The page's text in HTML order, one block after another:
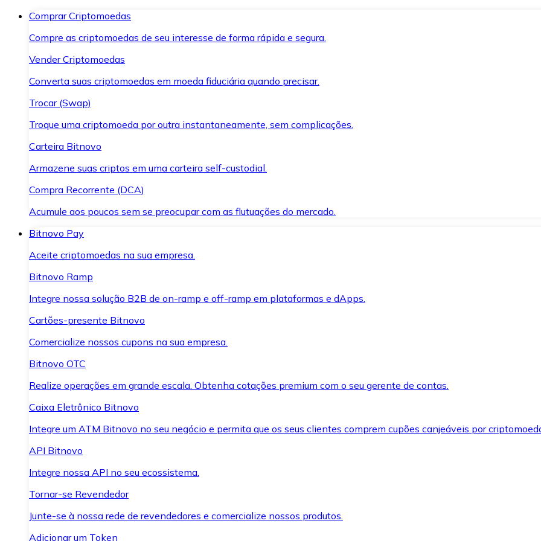
Comprar Criptomoedas
Compre as criptomoedas de seu interesse de forma rápida e segura.
Vender Criptomoedas
Converta suas criptomoedas em moeda fiduciária quando precisar.
Trocar (Swap)
Troque uma criptomoeda por outra instantaneamente, sem complicações.
Carteira Bitnovo
Armazene suas criptos em uma carteira self-custodial.
Compra Recorrente (DCA)
Acumule aos poucos sem se preocupar com as flutuações do mercado.
Bitnovo Pay
Aceite criptomoedas na sua empresa.
Bitnovo Ramp
Integre nossa solução B2B de on-ramp e off-ramp em plataformas e dApps.
Cartões-presente Bitnovo
Comercialize nossos cupons na sua empresa.
Bitnovo OTC
Realize operações em grande escala. Obtenha cotações premium com o seu gerente de contas.
Caixa Eletrônico Bitnovo
Integre um ATM Bitnovo no seu negócio e permita que os seus clientes comprem cupões canjeáveis por
API Bitnovo
Integre nossa API no seu ecossistema.
Tornar-se Revendedor
Junte-se à nossa rede de revendedores e comercialize nossos produtos.
Adicionar um Token